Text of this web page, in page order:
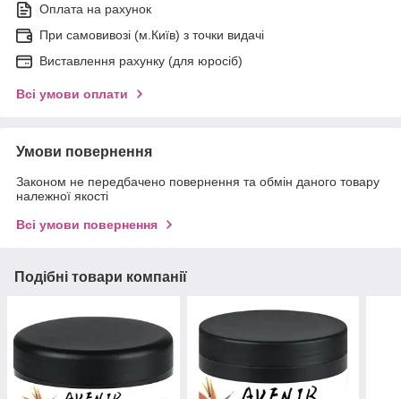
Оплата на рахунок
При самовивозі (м.Київ) з точки видачі
Виставлення рахунку (для юросіб)
Всі умови оплати
Умови повернення
Законом не передбачено повернення та обмін даного товару
належної якості
Всі умови повернення
Подібні товари компанії